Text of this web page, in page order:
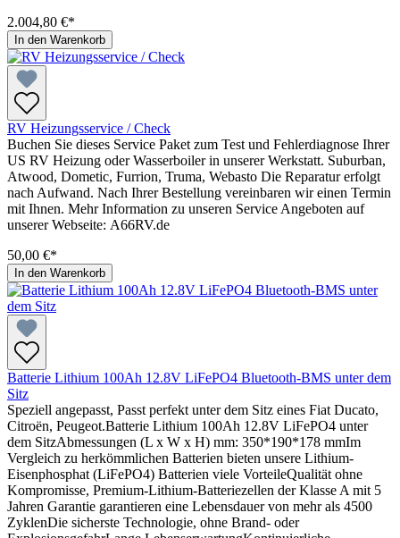
2.004,80 €*
In den Warenkorb
RV Heizungsservice / Check
Buchen Sie dieses Service Paket zum Test und Fehlerdiagnose Ihrer
US RV Heizung oder Wasserboiler in unserer Werkstatt. Suburban,
Atwood, Dometic, Furrion, Truma, Webasto Die Reparatur erfolgt
nach Aufwand. Nach Ihrer Bestellung vereinbaren wir einen Termin
mit Ihnen. Mehr Information zu unseren Service Angeboten auf
unserer Webseite: A66RV.de
50,00 €*
In den Warenkorb
Batterie Lithium 100Ah 12.8V LiFePO4 Bluetooth-BMS unter dem
Sitz
Speziell angepasst, Passt perfekt unter dem Sitz eines Fiat Ducato,
Citroën, Peugeot.Batterie Lithium 100Ah 12.8V LiFePO4 unter
dem SitzAbmessungen (L x W x H) mm: 350*190*178 mmIm
Vergleich zu herkömmlichen Batterien bieten unsere Lithium-
Eisenphosphat (LiFePO4) Batterien viele VorteileQualität ohne
Kompromisse, Premium-Lithium-Batteriezellen der Klasse A mit 5
Jahren Garantie garantieren eine Lebensdauer von mehr als 4500
ZyklenDie sicherste Technologie, ohne Brand- oder